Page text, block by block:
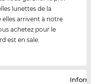
lunettes de la
elles arrivent à notre
achetez pour le
est en sale.